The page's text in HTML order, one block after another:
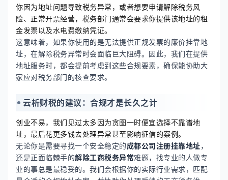
你因为地址问题导致税务异常，或者想要申请解除税务风
险、正常开票经营，税务部门通常会要求你提供该地址的租
金发票以及水电费缴纳凭证。
这意味着，如果你使用的是无法提供正规发票的廉价挂靠地
址，在解除税务异常时会面临巨大阻碍。因此，我们在提供
地址服务时，都会提前考虑到这些合规要素，确保能协助大
家应对税务部门的核查要求。
云析财税的建议：合规才是长久之计
创业不易，我们见过太多因为贪图一时便宜选择不靠谱地
址，最后花更多钱去处理异常甚至影响征信的案例。
无论你是需要寻找一个安全稳定的成都公司注册挂靠地址，
还是正面临棘手的解除工商税务异常难题，找专业的人做专
业的事总是最稳妥的。我们会根据你的实际行业需求，匹配